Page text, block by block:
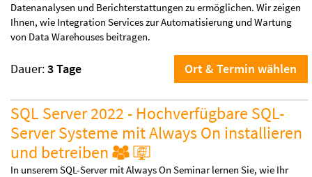
Datenanalysen und Berichterstattungen zu ermöglichen. Wir zeigen
Ihnen, wie Integration Services zur Automatisierung und Wartung
von Data Warehouses beitragen.
Dauer:3 Tage Ort & Termin wählen
SQL Server 2022 - Hochverfügbare SQL-
Server Systeme mit Always On installieren
und betreiben
In unserem SQL-Server mit Always On Seminar lernen Sie, wie Ihr